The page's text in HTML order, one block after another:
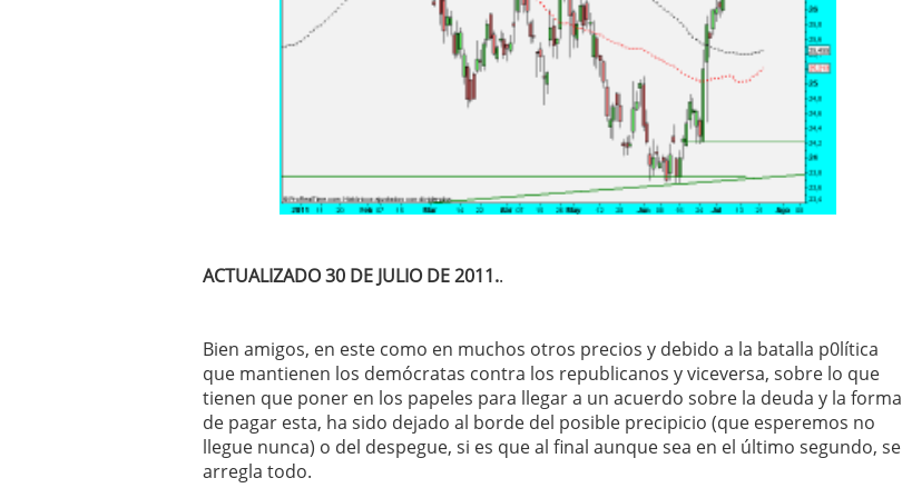
ACTUALIZADO 30 DE JULIO DE 2011..
Bien amigos, en este como en muchos otros precios y debido a la batalla p0lítica
que mantienen los demócratas contra los republicanos y viceversa, sobre lo que
tienen que poner en los papeles para llegar a un acuerdo sobre la deuda y la forma
de pagar esta, ha sido dejado al borde del posible precipicio (que esperemos no
llegue nunca) o del despegue, si es que al final aunque sea en el último segundo, se
arregla todo.